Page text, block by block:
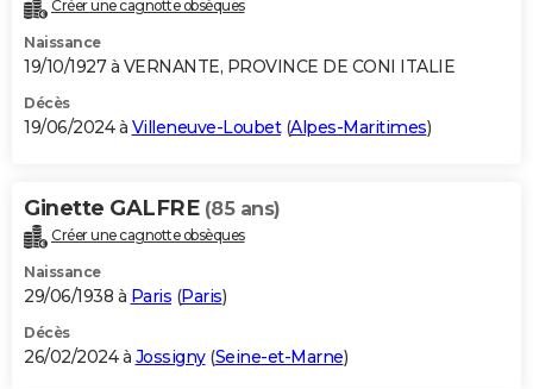
Créer une cagnotte obsèques
Naissance
19/10/1927 à VERNANTE, PROVINCE DE CONI ITALIE
Décès
19/06/2024 à Villeneuve-Loubet(Alpes-Maritimes)
Ginette GALFRE (85 ans)
Créer une cagnotte obsèques
Naissance
29/06/1938 à Paris (Paris)
Décès
26/02/2024 à Jossigny(Seine-et-Marne)